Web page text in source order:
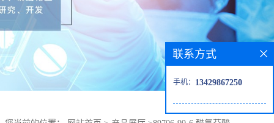
联系方式
手机： 13429867250